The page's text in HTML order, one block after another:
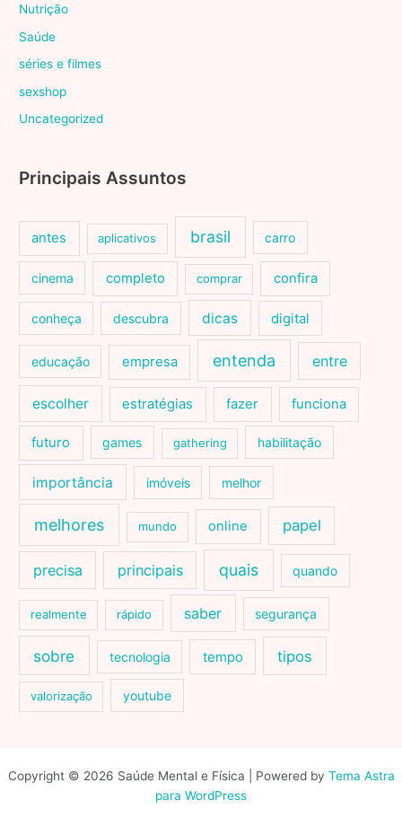
Nutrição
Saúde
séries e filmes
sexshop
Uncategorized
Principais Assuntos
antes aplicativos brasil carro
cinema completo comprar confira
conheça descubra dicas digital
educação empresa entenda entre
escolher estratégias fazer funciona
futuro games gathering habilitação
importância imóveis melhor
melhores mundo online papel
precisa principais quais quando
realmente rápido saber segurança
sobre tecnologia tempo tipos
valorização youtube
Copyright © 2026 Saúde Mental e Física | Powered by Tema Astra
para WordPress